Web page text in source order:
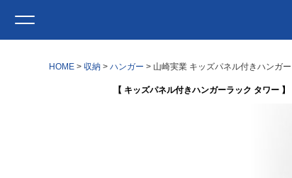
HOME 収納 ハンガー 山崎実業 キッズパネル付きハンガ
【 キッズパネル付きハンガーラック タワー 】